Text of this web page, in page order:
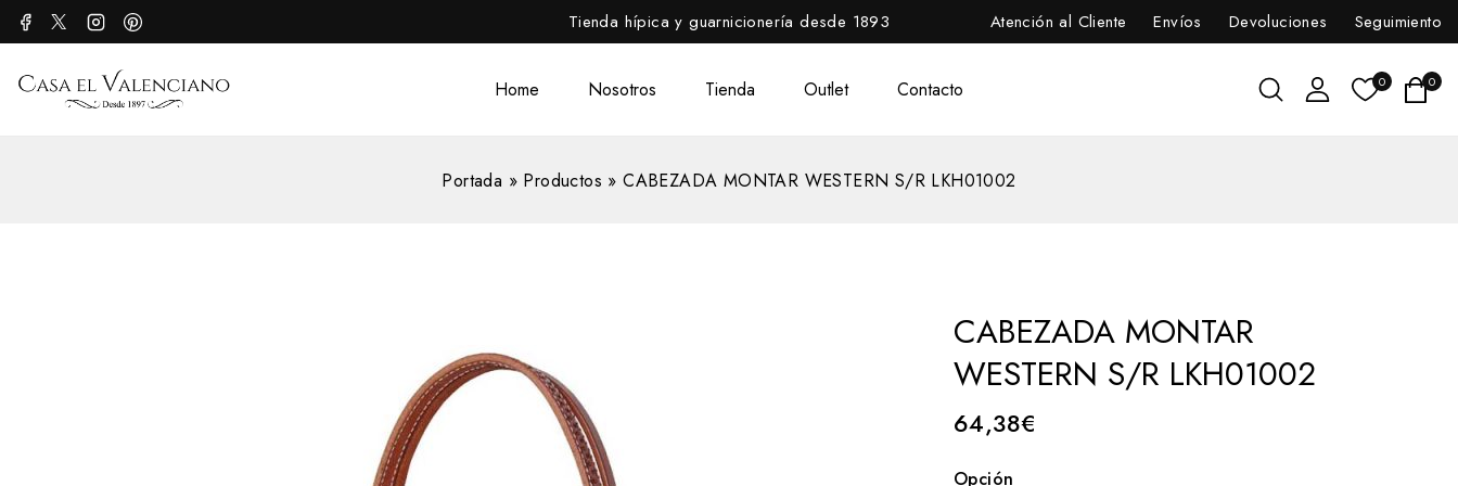
Tienda hípica y guarnicionería desde 1893 Atención al Cliente Envíos Devoluciones Seguimiento
Home Nosotros Tienda Outlet Contacto 0 0
Portada » Productos »CABEZADA MONTAR WESTERN S/R LKH01002
CABEZADA MONTAR
WESTERN S/R LKH01002
64,38€
Opción